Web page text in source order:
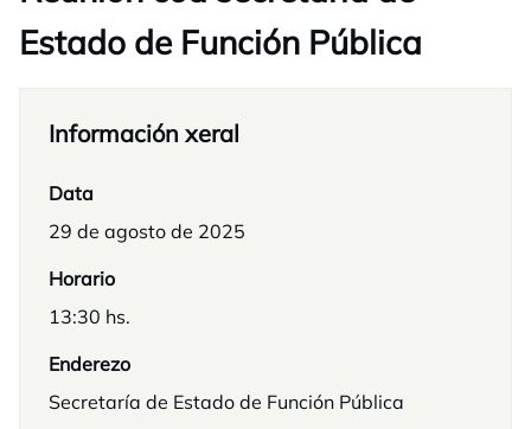
Estado de Función Pública
Información xeral
Data
29 de agosto de 2025
Horario
13:30 hs.
Enderezo
Secretaría de Estado de Función Pública